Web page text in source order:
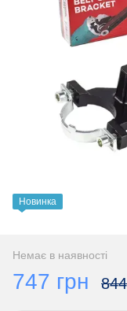
Новинка
Немає в наявності
747 грн